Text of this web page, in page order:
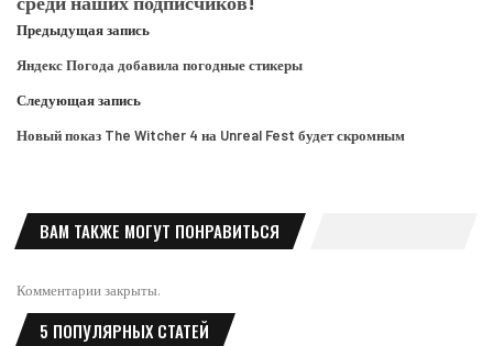
Предыдущая запись
Яндекс Погода добавила погодные стикеры
Следующая запись
Новый показ The Witcher 4 на Unreal Fest будет скромным
ВАМ ТАКЖЕ МОГУТ ПОНРАВИТЬСЯ
Комментарии закрыты.
5 ПОПУЛЯРНЫХ СТАТЕЙ